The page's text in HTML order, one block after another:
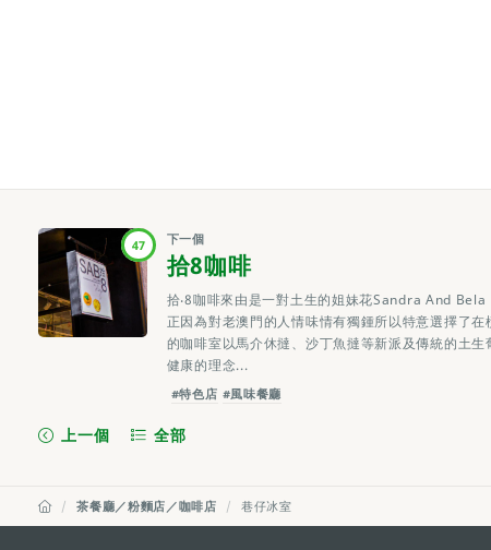
47 下一個
拾8咖啡
拾‧8咖啡來由是一對土生的姐妹花Sandra And Bela
正因為對老澳門的人情味情有獨鍾所以特意選擇了
的咖啡室以馬介休撻、沙丁魚撻等新派及傳統的土
健康的理念...
#特色店 #風味餐廳
上一個 全部
茶餐廳／粉麵店／咖啡店 巷仔冰室